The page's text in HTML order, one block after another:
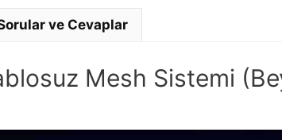
ve Cevaplar
Mesh Sistemi